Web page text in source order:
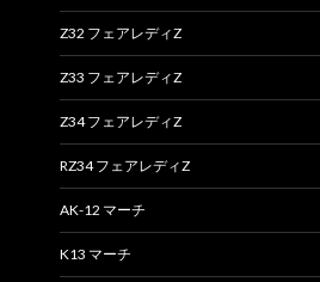
Z32 フェアレディZ
Z33 フェアレディZ
Z34 フェアレディZ
RZ34 フェアレディZ
AK-12 マーチ
K13 マーチ